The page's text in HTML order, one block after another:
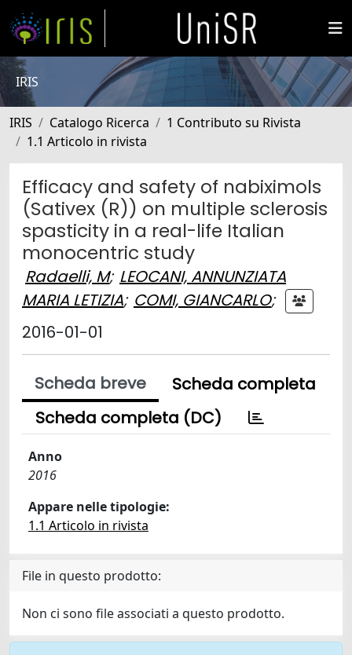
IRIS
IRIS Catalogo Ricerca
1 Contributo su Rivista
1.1 Articolo in rivista
Efficacy and safety of nabiximols
(Sativex (R)) on multiple sclerosis
spasticity in a real-life Italian
monocentric study
Radaelli, M; LEOCANI, ANNUNZIATA
MARIA LETIZIA; COMI, GIANCARLO;
2016-01-01
Scheda breve
Scheda completa
Scheda completa (DC)
Anno
2016
Appare nelle tipologie:
1.1 Articolo in rivista
File in questo prodotto:
Non ci sono file associati a questo prodotto.